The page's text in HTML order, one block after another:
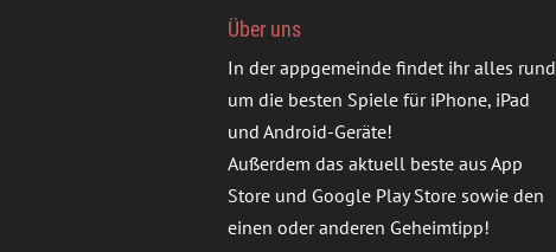
Über uns
In der appgemeinde findet ihr alles rund
um die besten Spiele für iPhone, iPad
und Android-Geräte!
Außerdem das aktuell beste aus App
Store und Google Play Store sowie den
einen oder anderen Geheimtipp!